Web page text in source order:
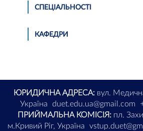
СПЕЦІАЛЬНОСТІ
КАФЕДРИ
ЮРИДИЧНА АДРЕСА: вул.
Україна
duet.edu.ua@gmail.com
ПРИЙМАЛЬНА КОМІСІЯ: пл.
м.Кривий Ріг, Україна